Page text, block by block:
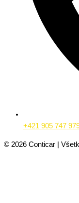
+421 905 747
© 2026 Conticar |